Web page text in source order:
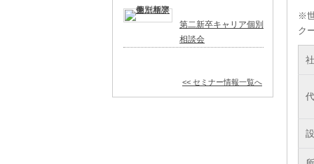
※
ク
第二新卒キャリア個別
相談会
<< セミナー情報一覧へ